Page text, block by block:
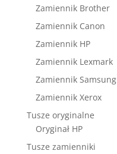
Zamiennik Brother
Zamiennik Canon
Zamiennik HP
Zamiennik Lexmark
Zamiennik Samsung
Zamiennik Xerox
Tusze oryginalne
Oryginał HP
Tusze zamienniki